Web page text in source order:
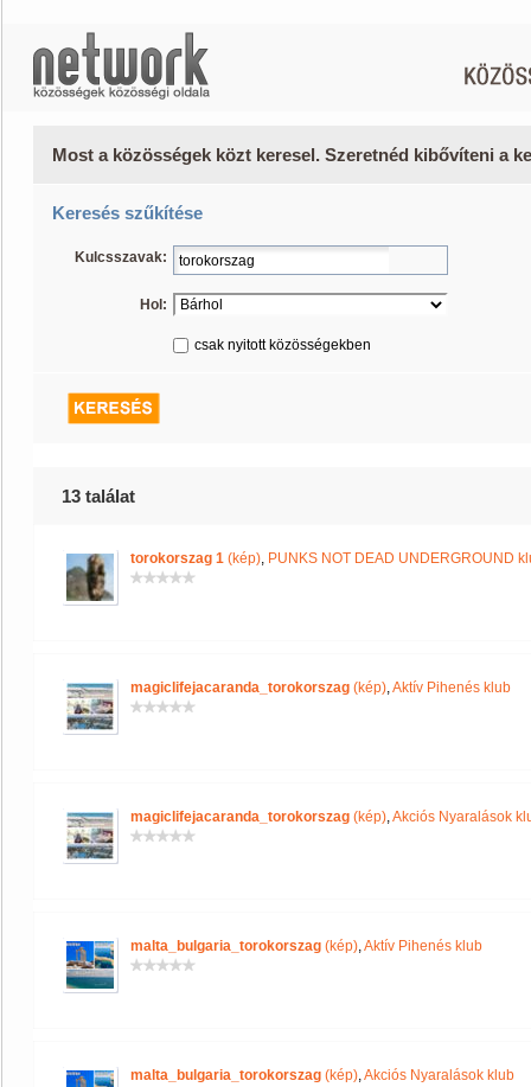
Most a közösségek közt keresel. Szeretnéd kibővíteni a
Keresés szűkítése
Kulcsszavak:
Hol:
csak nyitott közösségekben
13 találat
torokorszag 1 (kép), PUNKS NOT DEAD UNDERGROUND
magiclifejacaranda_torokorszag (kép),Aktív Pihenés klub
magiclifejacaranda_torokorszag (kép),Akciós Nyaralások
malta_bulgaria_torokorszag (kép),Aktív Pihenés klub
malta_bulgaria_torokorszag (kép),Akciós Nyaralások klub